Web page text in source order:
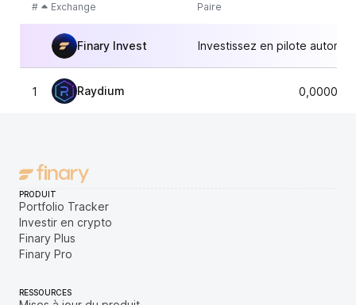
# Exchange Paire
Finary Invest Investissez en pilote
1 Raydium
PRODUIT
Portfolio Tracker
Investir en crypto
Finary Plus
Finary Pro
RESSOURCES